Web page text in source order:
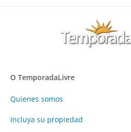
O TemporadaLivre
Quienes somos
Incluya su propiedad